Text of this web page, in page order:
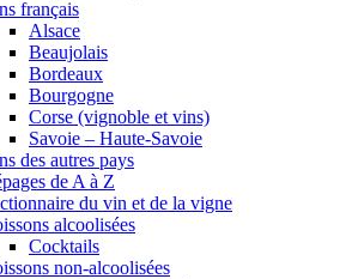
français
Alsace
Beaujolais
Bordeaux
Bourgogne
Corse (vignoble et vins)
Savoie – Haute-Savoie
des autres pays
de A à Z
du vin et de la vigne
alcoolisées
Cocktails
non-alcoolisées